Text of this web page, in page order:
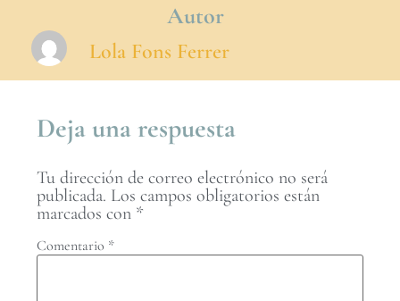
Autor
Lola Fons Ferrer
Deja una respuesta
Tu dirección de correo electrónico no será
publicada. Los campos obligatorios están
marcados con *
Comentario *